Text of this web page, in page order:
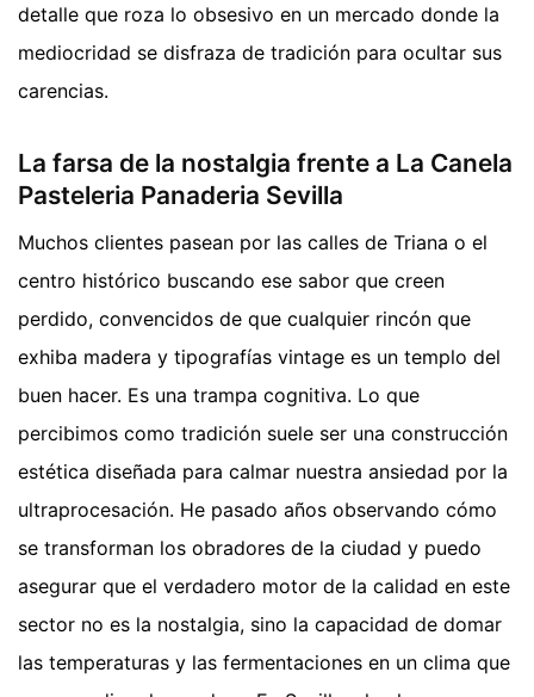
detalle que roza lo obsesivo en un mercado donde la
mediocridad se disfraza de tradición para ocultar sus
carencias.
La farsa de la nostalgia frente a La Canela
Pasteleria Panaderia Sevilla
Muchos clientes pasean por las calles de Triana o el
centro histórico buscando ese sabor que creen
perdido, convencidos de que cualquier rincón que
exhiba madera y tipografías vintage es un templo del
buen hacer. Es una trampa cognitiva. Lo que
percibimos como tradición suele ser una construcción
estética diseñada para calmar nuestra ansiedad por la
ultraprocesación. He pasado años observando cómo
se transforman los obradores de la ciudad y puedo
asegurar que el verdadero motor de la calidad en este
sector no es la nostalgia, sino la capacidad de domar
las temperaturas y las fermentaciones en un clima que